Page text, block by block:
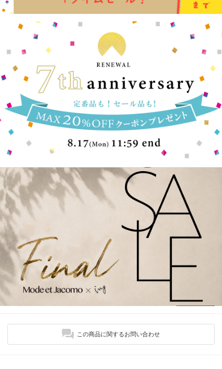
この商品に関するお問い合わせ